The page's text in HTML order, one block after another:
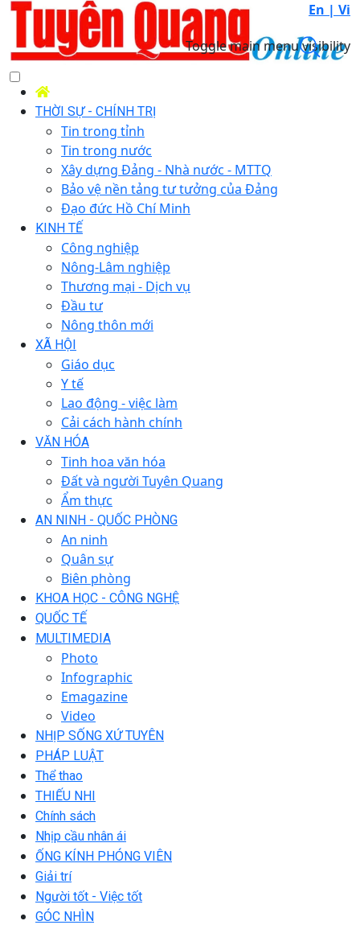
En | Vi
Toggle main menu visibility
THỜI SỰ - CHÍNH TRỊ
Tin trong tỉnh
Tin trong nước
Xây dựng Đảng - Nhà nước - MTTQ
Bảo vệ nền tảng tư tưởng của Đảng
Đạo đức Hồ Chí Minh
KINH TẾ
Công nghiệp
Nông-Lâm nghiệp
Thương mại - Dịch vụ
Đầu tư
Nông thôn mới
XÃ HỘI
Giáo dục
Y tế
Lao động - việc làm
Cải cách hành chính
VĂN HÓA
Tinh hoa văn hóa
Đất và người Tuyên Quang
Ẩm thực
AN NINH - QUỐC PHÒNG
An ninh
Quân sự
Biên phòng
KHOA HỌC - CÔNG NGHỆ
QUỐC TẾ
MULTIMEDIA
Photo
Infographic
Emagazine
Video
NHỊP SỐNG XỨ TUYÊN
PHÁP LUẬT
Thể thao
THIẾU NHI
Chính sách
Nhịp cầu nhân ái
ỐNG KÍNH PHÓNG VIÊN
Giải trí
Người tốt - Việc tốt
GÓC NHÌN